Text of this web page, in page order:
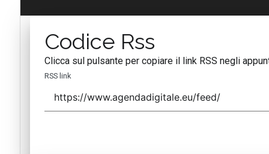
Codice Rss
Clicca sul pulsante per copiare il link RSS negli
RSS link